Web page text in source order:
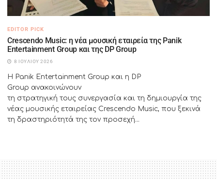
EDITOR PICK
Crescendo Music: η νέα μουσική εταιρεία της Panik
Entertainment Group και της DP Group
8 ΙΟΥΛΊΟΥ 2026
Η Panik Entertainment Group και η DP
Group ανακοινώνουν
τη στρατηγική τους συνεργασία και τη δημιουργία της
νέας μουσικής εταιρείας Crescendo Music, που ξεκινά
τη δραστηριότητά της τον προσεχή...